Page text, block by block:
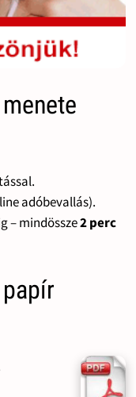
adóbevallás).
– mindössze2 perc